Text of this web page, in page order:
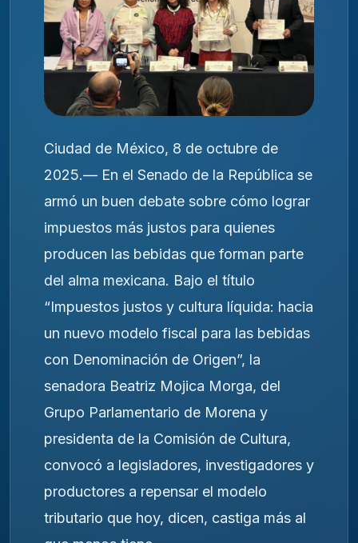
Ciudad de México, 8 de octubre de
2025.— En el Senado de la República se
armó un buen debate sobre cómo lograr
impuestos más justos para quienes
producen las bebidas que forman parte
del alma mexicana. Bajo el título
“Impuestos justos y cultura líquida: hacia
un nuevo modelo fiscal para las bebidas
con Denominación de Origen”, la
senadora Beatriz Mojica Morga, del
Grupo Parlamentario de Morena y
presidenta de la Comisión de Cultura,
convocó a legisladores, investigadores y
productores a repensar el modelo
tributario que hoy, dicen, castiga más al